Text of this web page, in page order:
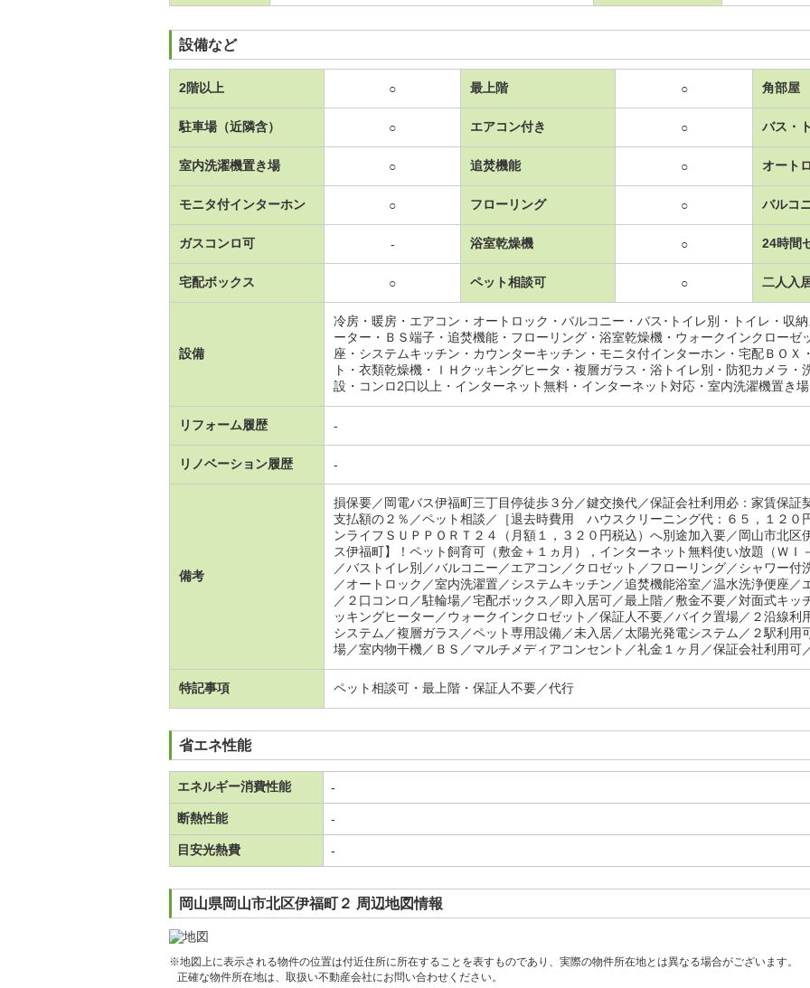
設備など
2階以上 ○ 最上階 ○ 角部屋
駐車場（近隣含） ○ エアコン付き ○ バス・
室内洗濯機置き場 ○ 追焚機能 ○ オート
モニタ付インターホン ○ フローリング ○ バルコ
ガスコンロ可 - 浴室乾燥機 ○ 24時間
宅配ボックス ○ ペット相談可 ○ 二人入
設備
冷房・暖房・エアコン・オートロック・バルコニー・バス･トイレ別・トイレ・収
ーター・ＢＳ端子・追焚機能・フローリング・浴室乾燥機・ウォークインクローゼ
座・システムキッチン・カウンターキッチン・モニタ付インターホン・宅配ＢＯＸ
ト・衣類乾燥機・ＩＨクッキングヒータ・複層ガラス・浴トイレ別・防犯カメラ
設・コンロ2口以上・インターネット無料・インターネット対応・室内洗濯機置き場
リフォーム履歴 -
リノベーション履歴 -
備考
損保要／岡電バス伊福町三丁目停徒歩３分／鍵交換代／保証会社利用必：家賃保証
支払額の２％／ペット相談／［退去時費用 ハウスクリーニング代：６５，１２
ンライフＳＵＰＰＯＲＴ２４（月額１，３２０円税込）へ別途加入要／岡山市北区
ス伊福町】！ペット飼育可（敷金＋１ヵ月），インターネット無料使い放題（ＷＩ
／バストイレ別／バルコニー／エアコン／クロゼット／フローリング／シャワー付
／オートロック／室内洗濯置／システムキッチン／追焚機能浴室／温水洗浄便座／
／２口コンロ／駐輪場／宅配ボックス／即入居可／最上階／敷金不要／対面式キッ
ッキングヒーター／ウォークインクロゼット／保証人不要／バイク置場／２沿線
システム／複層ガラス／ペット専用設備／未入居／太陽光発電システム／２駅利用
場／室内物干機／ＢＳ／マルチメディアコンセント／礼金１ヶ月／保証会社利用可
特記事項 ペット相談可・最上階・保証人不要／代行
省エネ性能
エネルギー消費性能 -
断熱性能 -
目安光熱費 -
岡山県岡山市北区伊福町２ 周辺地図情報
※地図上に表示される物件の位置は付近住所に所在することを表すものであり、実際の物件所在地とは異なる場合がございます。
正確な物件所在地は、取扱い不動産会社にお問い合わせください。